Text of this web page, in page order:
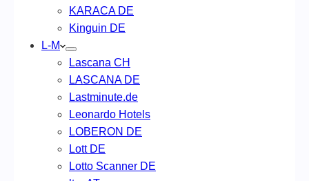
KARACA DE
Kinguin DE
L-M
Lascana CH
LASCANA DE
Lastminute.de
Leonardo Hotels
LOBERON DE
Lott DE
Lotto Scanner DE